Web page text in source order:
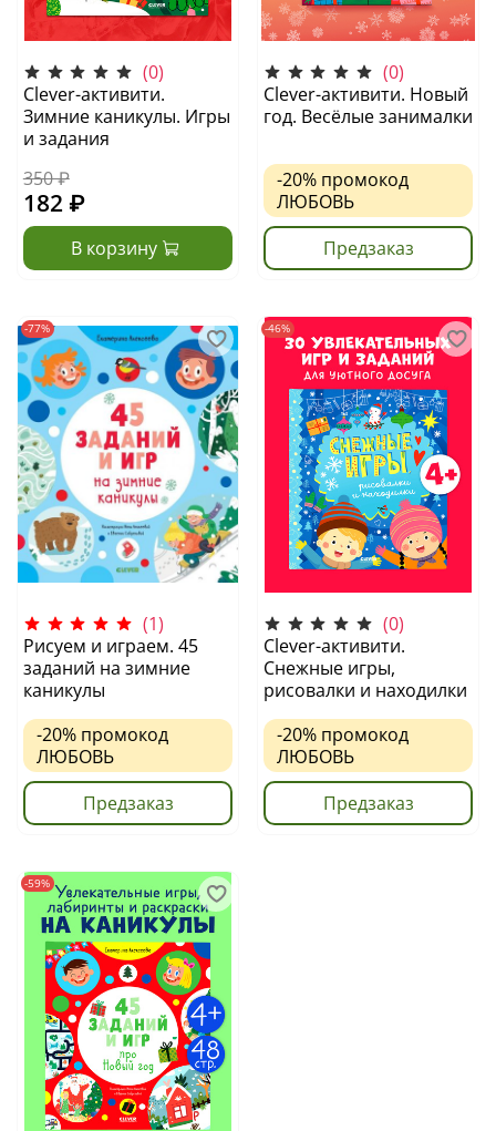
(0)
Clever-активити.
Зимние каникулы. Игры
и задания
350 ₽
182 ₽
В корзину
(0)
Clever-активити. Новый
год. Весёлые занималки
-20% промокод
ЛЮБОВЬ
Предзаказ
-77%
(1)
Рисуем и играем. 45
заданий на зимние
каникулы
-20% промокод
ЛЮБОВЬ
Предзаказ
-46%
(0)
Clever-активити.
Снежные игры,
рисовалки и находилки
-20% промокод
ЛЮБОВЬ
Предзаказ
-59%